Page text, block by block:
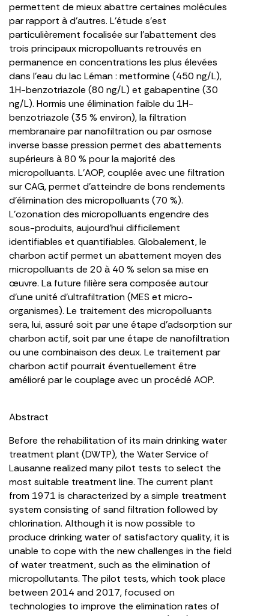
permettent de mieux abattre certaines molécules
par rapport à d’autres. L’étude s’est
particulièrement focalisée sur l’abattement des
trois principaux micropolluants retrouvés en
permanence en concentrations les plus élevées
dans l’eau du lac Léman : metformine (450 ng/L),
1H-benzotriazole (80 ng/L) et gabapentine (30
ng/L). Hormis une élimination faible du 1H-
benzotriazole (35 % environ), la filtration
membranaire par nanofiltration ou par osmose
inverse basse pression permet des abattements
supérieurs à 80 % pour la majorité des
micropolluants. L’AOP, couplée avec une filtration
sur CAG, permet d’atteindre de bons rendements
d’élimination des micropolluants (70 %).
L’ozonation des micropolluants engendre des
sous-produits, aujourd’hui difficilement
identifiables et quantifiables. Globalement, le
charbon actif permet un abattement moyen des
micropolluants de 20 à 40 % selon sa mise en
œuvre. La future filière sera composée autour
d’une unité d’ultrafiltration (MES et micro-
organismes). Le traitement des micropolluants
sera, lui, assuré soit par une étape d’adsorption sur
charbon actif, soit par une étape de nanofiltration
ou une combinaison des deux. Le traitement par
charbon actif pourrait éventuellement être
amélioré par le couplage avec un procédé AOP.
Abstract
Before the rehabilitation of its main drinking water
treatment plant (DWTP), the Water Service of
Lausanne realized many pilot tests to select the
most suitable treatment line. The current plant
from 1971 is characterized by a simple treatment
system consisting of sand filtration followed by
chlorination. Although it is now possible to
produce drinking water of satisfactory quality, it is
unable to cope with the new challenges in the field
of water treatment, such as the elimination of
micropollutants. The pilot tests, which took place
between 2014 and 2017, focused on
technologies to improve the elimination rates of